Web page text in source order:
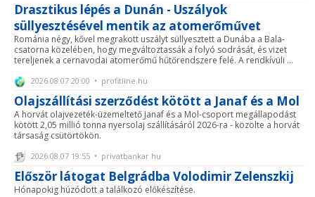
Drasztikus lépés a Dunán - Uszályok
süllyesztésével mentik az atomerőművet
Románia négy, kővel megrakott uszályt süllyesztett a Dunába a Bala-
csatorna közelében, hogy megváltoztassák a folyó sodrását, és vizet
tereljenek a cernavodai atomerőmű hűtőrendszere felé. A rendkívüli ...
2026.08.07 20:00 • profitline.hu
Olajszállítási szerződést kötött a Janaf és a Mol
A horvát olajvezeték-üzemeltető Janaf és a Mol-csoport megállapodást
kötött 2,05 millió tonna nyersolaj szállításáról 2026-ra - közölte a horvát
társaság csütörtökön.
2026.08.07 19:55 • privatbankar.hu
Először látogat Belgrádba Volodimir Zelenszkij
Hónapokig húzódott a találkozó előkészítése.